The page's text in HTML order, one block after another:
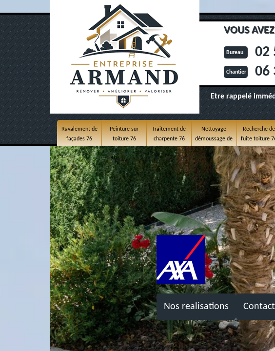
VOUS
Bureau 02
Chantier 06
Etre rappelé
Ravalement de
façades 76
Peinture sur
toiture 76
Traitement de
charpente 76
Nettoyage
démoussage de
toiture 76
Recherche de
fuite toiture
Nos realisations